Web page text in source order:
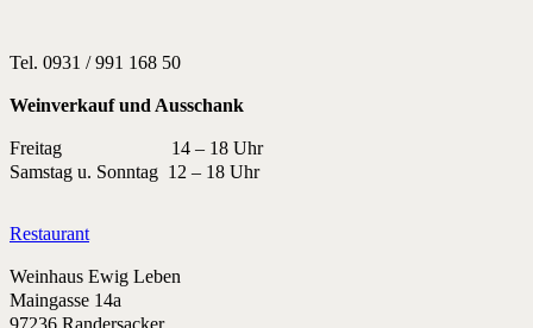
Tel. 0931 / 991 168 50
Weinverkauf und Ausschank
Freitag 14 – 18 Uhr
Samstag u. Sonntag 12 – 18 Uhr
Restaurant
Weinhaus Ewig Leben
Maingasse 14a
97236 Randersacker